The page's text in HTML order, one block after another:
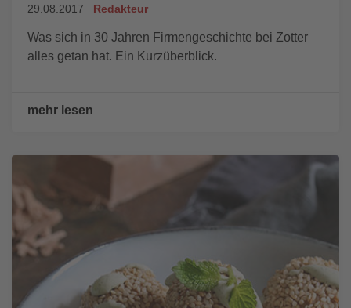
29.08.2017 Redakteur
Was sich in 30 Jahren Firmengeschichte bei Zotter
alles getan hat. Ein Kurzüberblick.
mehr lesen